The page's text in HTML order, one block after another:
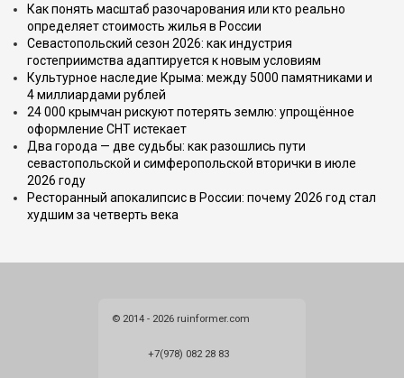
Как понять масштаб разочарования или кто реально
определяет стоимость жилья в России
Севастопольский сезон 2026: как индустрия
гостеприимства адаптируется к новым условиям
Культурное наследие Крыма: между 5000 памятниками и
4 миллиардами рублей
24 000 крымчан рискуют потерять землю: упрощённое
оформление СНТ истекает
Два города — две судьбы: как разошлись пути
севастопольской и симферопольской вторички в июле
2026 году
Ресторанный апокалипсис в России: почему 2026 год стал
худшим за четверть века
© 2014 - 2026 ruinformer.com
+7(978) 082 28 83